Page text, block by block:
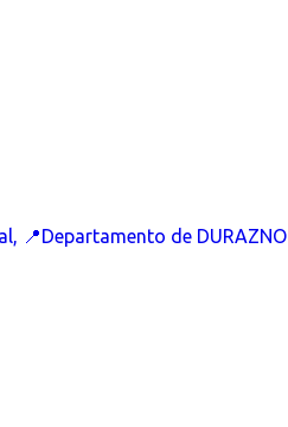
📍Departamento de DURAZNO